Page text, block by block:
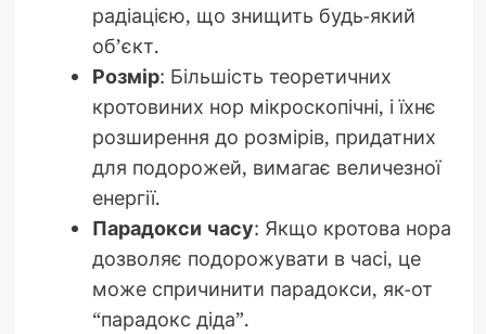
радіацією, що знищить будь-який
об’єкт.
Розмір: Більшість теоретичних
кротовиних нор мікроскопічні, і їхнє
розширення до розмірів, придатних
для подорожей, вимагає величезної
енергії.
Парадокси часу: Якщо кротова нора
дозволяє подорожувати в часі, це
може спричинити парадокси, як-от
“парадокс діда”.